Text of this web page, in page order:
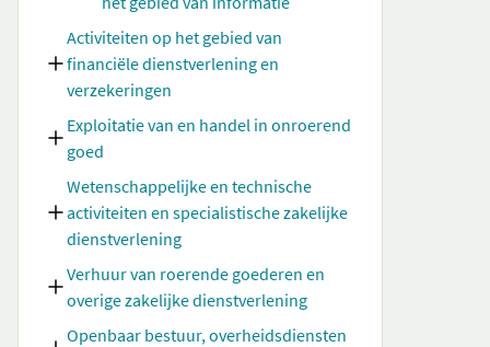
Activiteiten op het gebied van
financiële dienstverlening en
verzekeringen
Exploitatie van en handel in onroerend
goed
Wetenschappelijke en technische
activiteiten en specialistische zakelijke
dienstverlening
Verhuur van roerende goederen en
overige zakelijke dienstverlening
Openbaar bestuur, overheidsdiensten